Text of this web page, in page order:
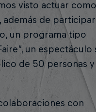
visto actuar
además de
un programa tipo
un espectáculo
de 50 personas y
con